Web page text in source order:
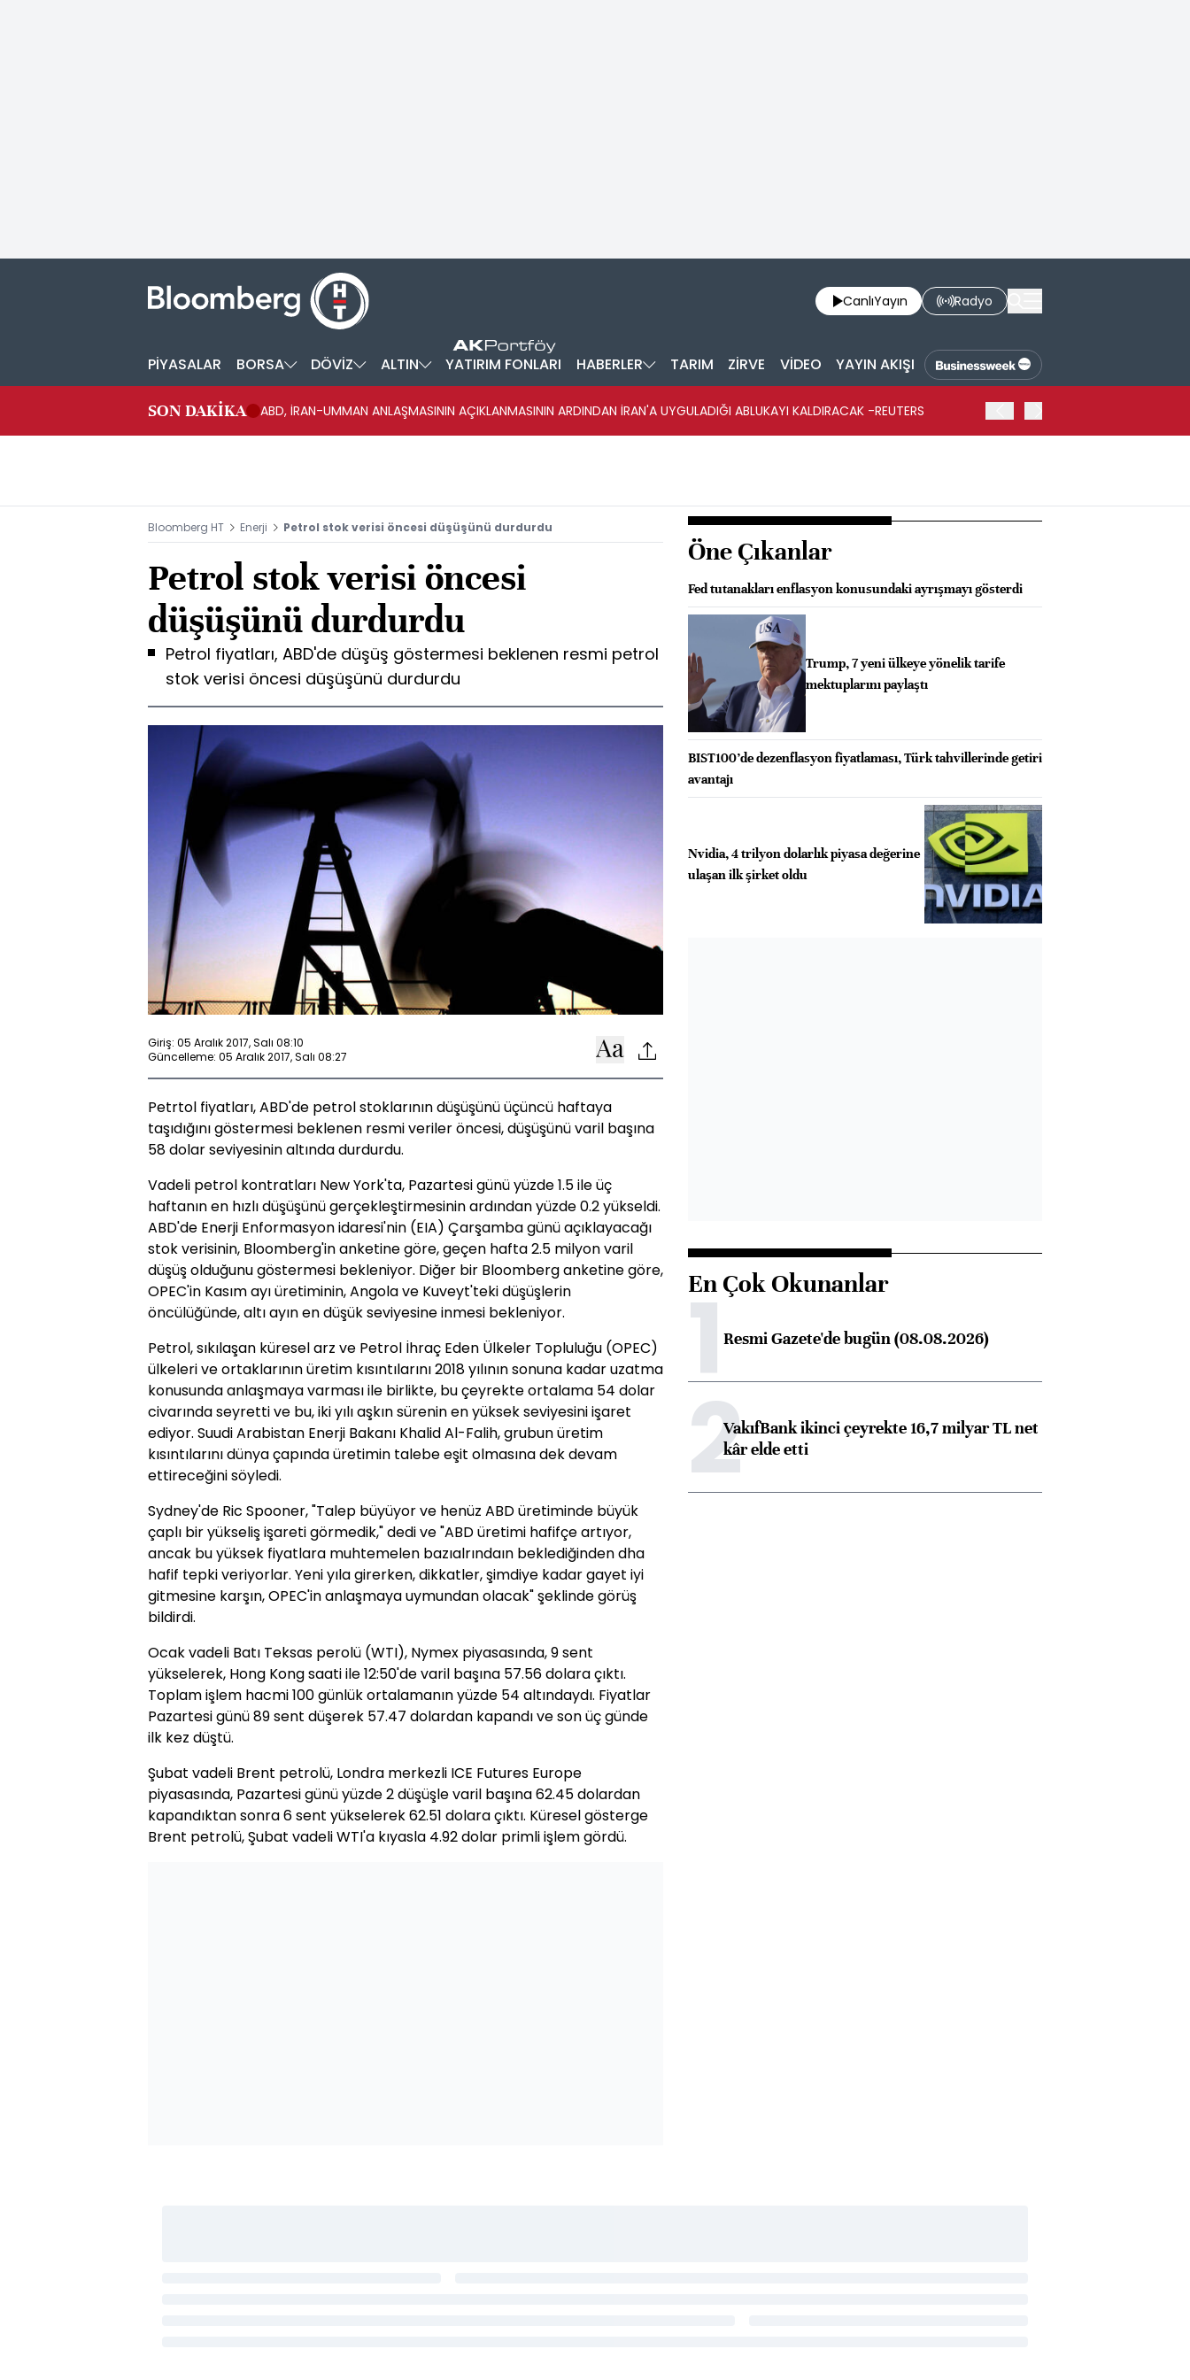
CanlıYayın Radyo
PİYASALAR BORSA DÖVİZ ALTIN YATIRIM FONLARI HABERLER TARIM ZİRVE VİDEO YAYIN AKIŞI
SON DAKİKA ABD, İRAN-UMMAN ANLAŞMASININ AÇIKLANMASININ ARDINDAN İRAN'A UYGULADIĞI ABLUKAYI KALDIRACAK -REUTERS
Bloomberg HT Enerji Petrol stok verisi öncesi düşüşünü durdurdu
Petrol stok verisi öncesi
düşüşünü durdurdu
Petrol fiyatları, ABD'de düşüş göstermesi beklenen resmi petrol
stok verisi öncesi düşüşünü durdurdu
Giriş: 05 Aralık 2017, Salı 08:10
Güncelleme: 05 Aralık 2017, Salı 08:27
Petrtol fiyatları, ABD'de petrol stoklarının düşüşünü üçüncü haftaya
taşıdığını göstermesi beklenen resmi veriler öncesi, düşüşünü varil başına
58 dolar seviyesinin altında durdurdu.
Vadeli petrol kontratları New York'ta, Pazartesi günü yüzde 1.5 ile üç
haftanın en hızlı düşüşünü gerçekleştirmesinin ardından yüzde 0.2 yükseldi.
ABD'de Enerji Enformasyon idaresi'nin (EIA) Çarşamba günü açıklayacağı
stok verisinin, Bloomberg'in anketine göre, geçen hafta 2.5 milyon varil
düşüş olduğunu göstermesi bekleniyor. Diğer bir Bloomberg anketine göre,
OPEC'in Kasım ayı üretiminin, Angola ve Kuveyt'teki düşüşlerin
öncülüğünde, altı ayın en düşük seviyesine inmesi bekleniyor.
Petrol, sıkılaşan küresel arz ve Petrol İhraç Eden Ülkeler Topluluğu (OPEC)
ülkeleri ve ortaklarının üretim kısıntılarını 2018 yılının sonuna kadar uzatma
konusunda anlaşmaya varması ile birlikte, bu çeyrekte ortalama 54 dolar
civarında seyretti ve bu, iki yılı aşkın sürenin en yüksek seviyesini işaret
ediyor. Suudi Arabistan Enerji Bakanı Khalid Al-Falih, grubun üretim
kısıntılarını dünya çapında üretimin talebe eşit olmasına dek devam
ettireceğini söyledi.
Sydney'de Ric Spooner, "Talep büyüyor ve henüz ABD üretiminde büyük
çaplı bir yükseliş işareti görmedik," dedi ve "ABD üretimi hafifçe artıyor,
ancak bu yüksek fiyatlara muhtemelen bazıalrındaın beklediğinden dha
hafif tepki veriyorlar. Yeni yıla girerken, dikkatler, şimdiye kadar gayet iyi
gitmesine karşın, OPEC'in anlaşmaya uymundan olacak" şeklinde görüş
bildirdi.
Ocak vadeli Batı Teksas perolü (WTI), Nymex piyasasında, 9 sent
yükselerek, Hong Kong saati ile 12:50'de varil başına 57.56 dolara çıktı.
Toplam işlem hacmi 100 günlük ortalamanın yüzde 54 altındaydı. Fiyatlar
Pazartesi günü 89 sent düşerek 57.47 dolardan kapandı ve son üç günde
ilk kez düştü.
Şubat vadeli Brent petrolü, Londra merkezli ICE Futures Europe
piyasasında, Pazartesi günü yüzde 2 düşüşle varil başına 62.45 dolardan
kapandıktan sonra 6 sent yükselerek 62.51 dolara çıktı. Küresel gösterge
Brent petrolü, Şubat vadeli WTI'a kıyasla 4.92 dolar primli işlem gördü.
Öne Çıkanlar
Fed tutanakları enflasyon konusundaki ayrışmayı gösterdi
Trump, 7 yeni ülkeye yönelik tarife
mektuplarını paylaştı
BIST100’de dezenflasyon fiyatlaması, Türk tahvillerinde getiri
avantajı
Nvidia, 4 trilyon dolarlık piyasa değerine
ulaşan ilk şirket oldu
En Çok Okunanlar
1Resmi Gazete'de bugün (08.08.2026)
2VakıfBank ikinci çeyrekte 16,7 milyar TL net
kâr elde etti